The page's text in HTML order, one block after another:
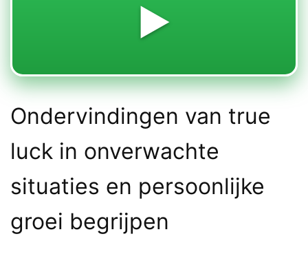
▶️
Ondervindingen van true
luck in onverwachte
situaties en persoonlijke
groei begrijpen